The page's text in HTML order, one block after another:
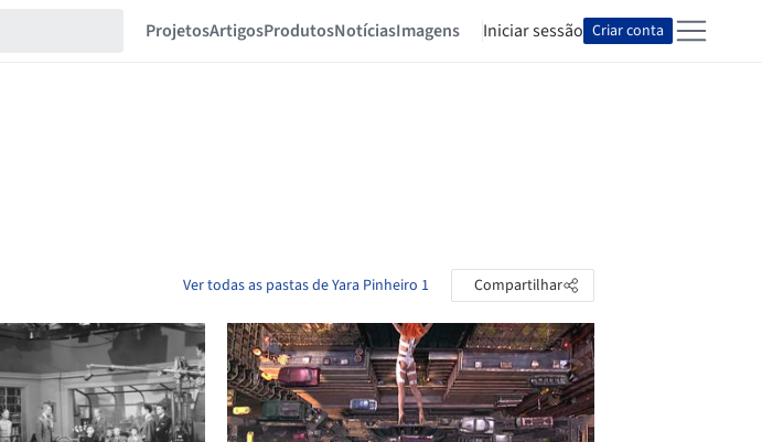
ProjetosArtigosProdutosNotíciasImagens Iniciar sessão Criar conta
Ver todas as pastas de Yara Pinheiro 1 Compartilhar